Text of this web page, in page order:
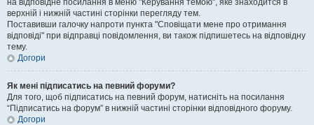
на відповідне посилання в меню "Керування темою", яке знаходится в
верхній і нижній частині сторінки перегляду тем.
Поставивши галочку напроти пункта "Сповіщати мене про отримання
відповіді" при відправці повідомлення, ви також підпишетесь на відповідну
тему.
Догори
Як мені підписатись на певний форуми?
Для того, щоб підписатись на певний форум, натисніть на посилання
“Підписатись на форум” в нижній частині сторінки відповідного форуму.
Догори